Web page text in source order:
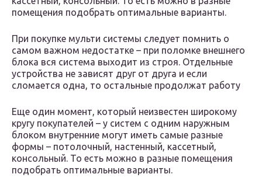
помещения подобрать оптимальные варианты.
При покупке мульти системы следует помнить о
самом важном недостатке – при поломке внешнего
блока вся система выходит из строя. Отдельные
устройства не зависят друг от друга и если
сломается одна, то остальные продолжат работу
Еще один момент, который неизвестен широкому
кругу покупателей – у систем с одним наружным
блоком внутренние могут иметь самые разные
формы – потолочный, настенный, кассетный,
консольный. То есть можно в разные помещения
подобрать оптимальные варианты.